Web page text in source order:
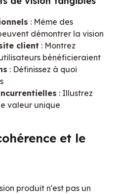
: Même des
démontrer la vision
client : Montrez
bénéficieraient
: Définissez à quoi
: Illustrez
valeur unique
et le
produit n'est pas un